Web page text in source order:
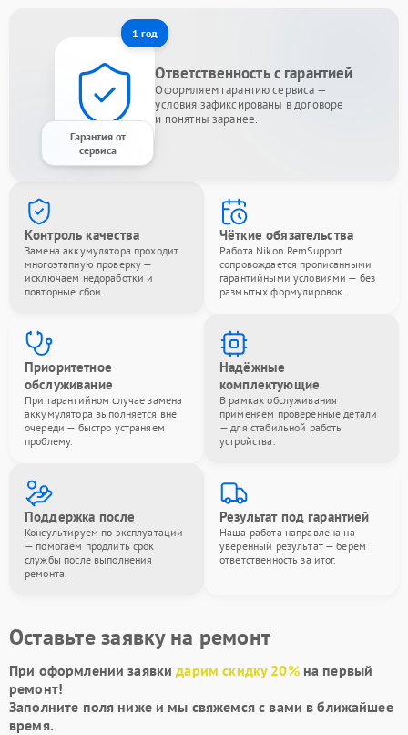
1 год
Гарантия от
сервиса
Ответственность с гарантией
Оформляем гарантию сервиса —
условия зафиксированы в договоре
и понятны заранее.
Контроль качества
Замена аккумулятора проходит
многоэтапную проверку —
исключаем недоработки и
повторные сбои.
Чёткие обязательства
Работа Nikon RemSupport
сопровождается прописанными
гарантийными условиями — без
размытых формулировок.
Приоритетное
обслуживание
При гарантийном случае замена
аккумулятора выполняется вне
очереди — быстро устраняем
проблему.
Надёжные
комплектующие
В рамках обслуживания
применяем проверенные детали
— для стабильной работы
устройства.
Поддержка после
Консультируем по эксплуатации
— помогаем продлить срок
службы после выполнения
ремонта.
Результат под гарантией
Наша работа направлена на
уверенный результат — берём
ответственность за итог.
Оставьте заявку на ремонт
При оформлении заявкидарим скидку 20%на первый
ремонт!
Заполните поля ниже и мы свяжемся с вами в ближайшее
время.